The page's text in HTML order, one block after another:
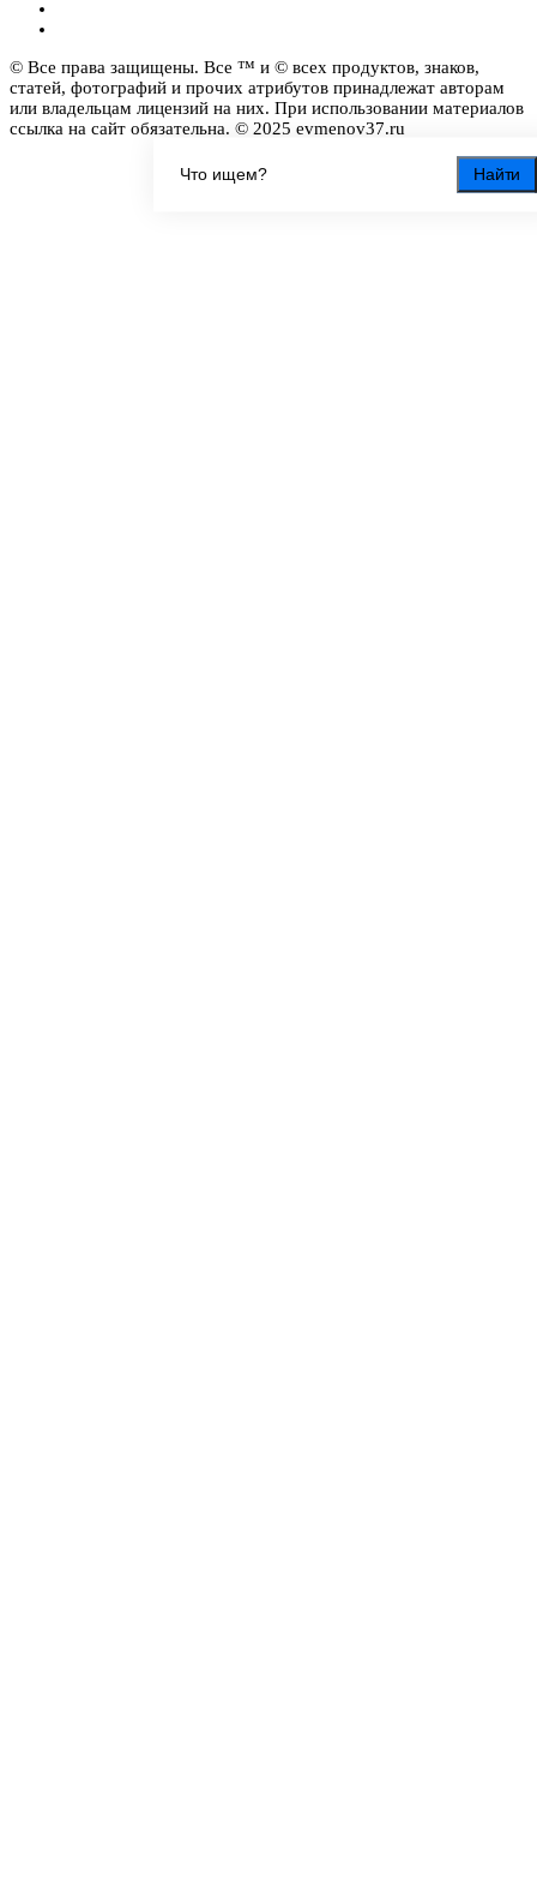
Найти
© Все права защищены. Все ™ и © всех продуктов, знаков,
статей, фотографий и прочих атрибутов принадлежат авторам
или владельцам лицензий на них. При использовании материалов
ссылка на сайт обязательна. © 2025 evmenov37.ru